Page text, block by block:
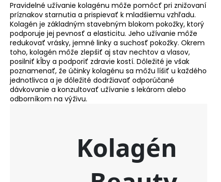
Pravidelné užívanie kolagénu môže pomôcť pri znižovaní
príznakov starnutia a prispievať k mladšiemu vzhľadu.
Kolagén je základným stavebným blokom pokožky, ktorý
podporuje jej pevnosť a elasticitu. Jeho užívanie môže
redukovať vrásky, jemné linky a suchosť pokožky. Okrem
toho, kolagén môže zlepšiť aj stav nechtov a vlasov,
posilniť kĺby a podporiť zdravie kostí. Dôležité je však
poznamenať, že účinky kolagénu sa môžu líšiť u každého
jednotlivca a je dôležité dodržiavať odporúčané
dávkovanie a konzultovať užívanie s lekárom alebo
odborníkom na výživu.